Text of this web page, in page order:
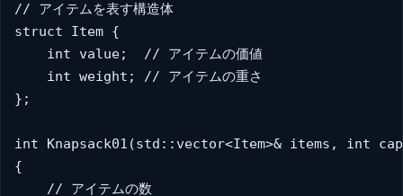
// アイテムを表す構造体
struct Item {
    int value;  // アイテムの価値
    int weight; // アイテムの重さ
};
int Knapsack01(std::vector<Item>& items, int
{
    // アイテムの数